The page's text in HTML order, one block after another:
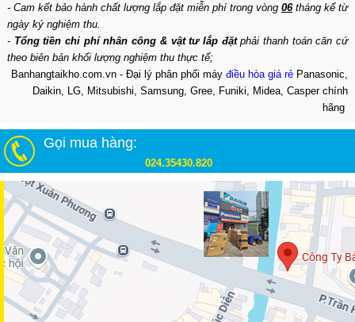
- Cam kết bảo hành chất lượng lắp đặt miễn phí trong vòng 06tháng kể từ
ngày ký nghiệm thu.
- Tổng tiền chi phí nhân công & vật tư lắp đặtphải thanh toán căn cứ
theo biên bản khối lượng nghiệm thu thực tế;
Banhangtaikho.com.vn - Đại lý phân phối máy điều hòa giá rẻ Panasonic,
Daikin, LG, Mitsubishi, Samsung, Gree, Funiki, Midea, Casper chính
hãng
Gọi mua hàng:
024.35430.820